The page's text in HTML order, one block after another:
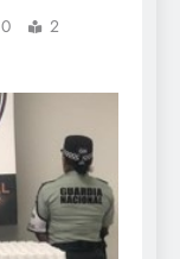
0
2